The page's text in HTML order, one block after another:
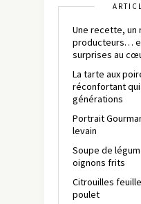
Une recette, un
producteurs…
surprises au
La tarte aux
réconfortant
générations
Portrait
levain
Soupe de
oignons frits
Citrouilles
poulet